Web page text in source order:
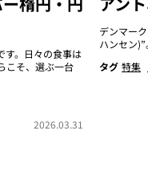
す。日々の食事は
こそ、選ぶ一台
2026.03.31
デンマー
ハンセン
タグ 特集